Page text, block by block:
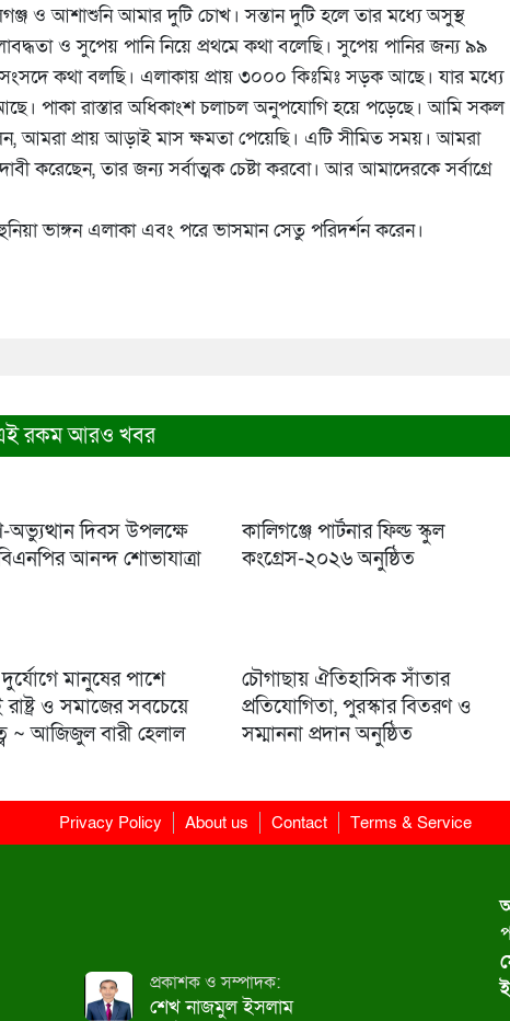
ও আশাশুনি আমার দুটি চোখ। সন্তান দুটি হলে তার মধ্যে অসুস্থ
ও সুপেয় পানি নিয়ে প্রথমে কথা বলেছি। সুপেয় পানির জন্য ৯৯
সংসদে কথা বলছি। এলাকায় প্রায় ৩০০০ কিঃমিঃ সড়ক আছে। যার মধ্যে
পাকা রাস্তার অধিকাংশ চলাচল অনুপযোগি হয়ে পড়েছে। আমি সকল
আমরা প্রায় আড়াই মাস ক্ষমতা পেয়েছি। এটি সীমিত সময়। আমরা
করেছেন, তার জন্য সর্বাত্মক চেষ্টা করবো। আর আমাদেরকে সর্বাগ্রে
ভাঙ্গন এলাকা এবং পরে ভাসমান সেতু পরিদর্শন করেন।
রকম আরও খবর
দিবস উপলক্ষে
আনন্দ শোভাযাত্রা
কালিগঞ্জে পার্টনার ফিল্ড স্কুল
কংগ্রেস-২০২৬ অনুষ্ঠিত
মানুষের পাশে
ও সমাজের সবচেয়ে
~ আজিজুল বারী হেলাল
চৌগাছায় ঐতিহাসিক সাঁতার
প্রতিযোগিতা, পুরস্কার বিতরণ ও
সম্মাননা প্রদান অনুষ্ঠিত
Privacy Policy About us Contact Terms & Service
প্রকাশক ও সম্পাদক:
শেখ নাজমুল ইসলাম